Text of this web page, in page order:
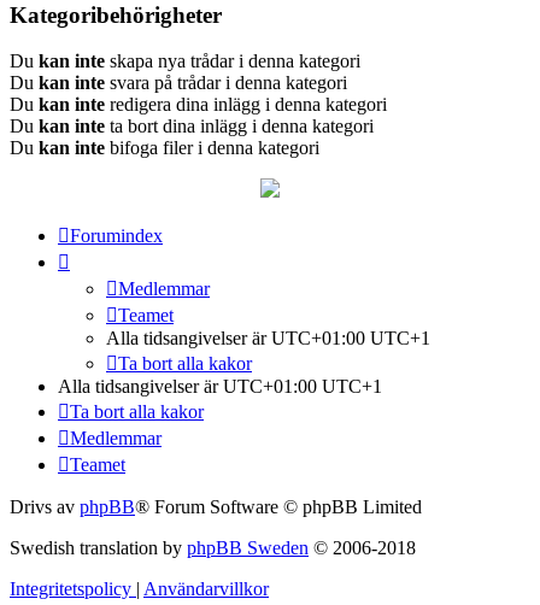
Kategoribehörigheter
Du kan inte skapa nya trådar i denna kategori
Du kan inte svara på trådar i denna kategori
Du kan inte redigera dina inlägg i denna kategori
Du kan inte ta bort dina inlägg i denna kategori
Du kan inte bifoga filer i denna kategori
Forumindex
Medlemmar
Teamet
Alla tidsangivelser är UTC+01:00 UTC+1
Ta bort alla kakor
Alla tidsangivelser är UTC+01:00 UTC+1
Ta bort alla kakor
Medlemmar
Teamet
Drivs av phpBB® Forum Software © phpBB Limited
Swedish translation by phpBB Sweden © 2006-2018
Integritetspolicy Användarvillkor